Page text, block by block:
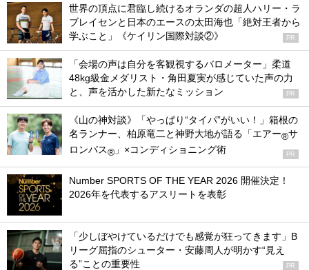
世界の頂点に君臨し続けるオランダの超人ハリー・ラ
ブレイセンと日本のエースの太田海也「絶対王者から
学ぶこと」《ケイリン国際対談②》
PR
「会場の声は自分を客観視するバロメーター」柔道
48kg級金メダリスト・角田夏実が感じていた声の力
と、声を活かした新たなミッション
PR
《山の神対談》「やっぱり“タイパ”がいい！」箱根の
名ランナー、柏原竜二と神野大地が語る「エアー®サ
ロンパス® 」×コンディショニング術 PR
Number SPORTS OF THE YEAR 2026 開催決定！
2026年を代表するアスリートを表彰
「少しぼやけているだけでも感覚が狂ってきます」B
リーグ屈指のシューター・安藤周人が明かす“見え
る”ことの重要性
PR